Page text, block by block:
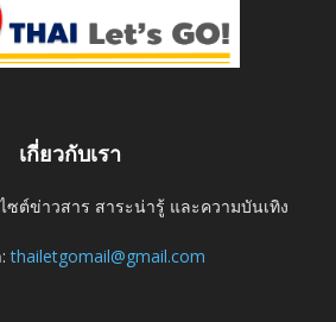
เกี่ยวกับเรา
ซต์ข่าวสาร สาระน่ารู้ และความบันเทิง
:thailetgomail@gmail.com